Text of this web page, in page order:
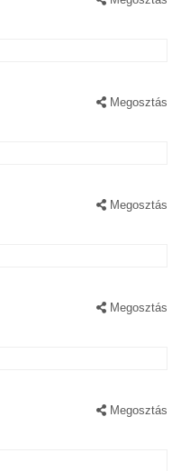
Megosztás
Megosztás
Megosztás
Megosztás